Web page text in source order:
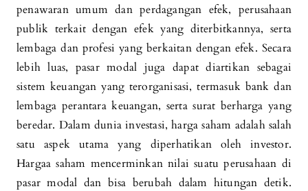
penawaran umum dan perdagangan efek, perusahaan
publik terkait dengan efek yang diterbitkannya, serta
lembaga dan profesi yang berkaitan dengan efek. Secara
lebih luas, pasar modal juga dapat diartikan sebagai
sistem keuangan yang terorganisasi, termasuk bank dan
lembaga perantara keuangan, serta surat berharga yang
beredar. Dalam dunia investasi, harga saham adalah salah
satu aspek utama yang diperhatikan oleh investor.
Hargaa saham mencerminkan nilai suatu perusahaan di
pasar modal dan bisa berubah dalam hitungan detik.